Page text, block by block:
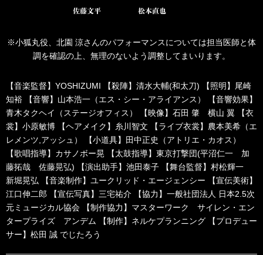
佐藤文平 松本直也
※小狐丸役、北園 涼さんのパフォーマンスについては担当医師と体
調を確認の上、無理のないよう調整してまいります。
【音楽監督】YOSHIZUMI 【殺陣】清水大輔(和太刀) 【照明】尾崎
知裕 【音響】山本浩一（エス・シー・アライアンス） 【音響効果】
青木タクヘイ（ステージオフィス） 【映像】石田 肇 横山 翼 【衣
裳】小原敏博 【ヘアメイク】糸川智文 【ライブ衣裳】農本美希（エ
レメンツ,アッシュ） 【小道具】田中正史（アトリエ・カオス）
【歌唱指導】カサノボー晃 【太鼓指導】東京打撃団(平沼仁一 加
藤拓哉 佐藤晃弘) 【演出助手】池田泰子 【舞台監督】村松輝一
新堀晃弘 【音楽制作】ユークリッド・エージェンシー 【宣伝美術】
江口伸二郎 【宣伝写真】三宅祐介 【協力】一般社団法人 日本2.5次
元ミュージカル協会 【制作協力】マスターワーク サイレン・エン
タープライズ アンデム 【制作】ネルケプランニング 【プロデュー
サー】松田 誠 でじたろう